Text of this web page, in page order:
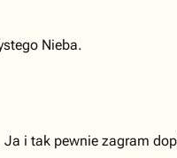
Nieba.
i tak pewnie zagram